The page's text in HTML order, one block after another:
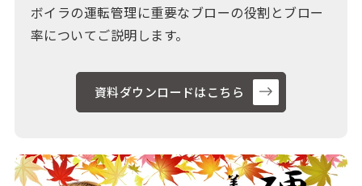
ボイラの運転管理に重要なブローの役割とブロー
率についてご説明します。
資料ダウンロードはこちら